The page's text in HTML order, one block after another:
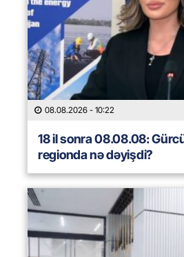
08.08.2026 - 10:22
18 il sonra 08.08.08:
regionda nə dəyişdi?